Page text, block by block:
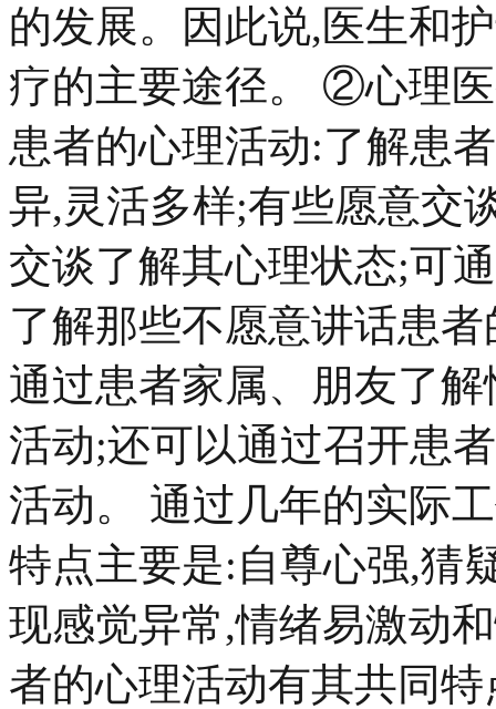
的发展。因此说,医生和
疗的主要途径。 ②心理
患者的心理活动:了解患
异,灵活多样;有些愿意交
交谈了解其心理状态;可
了解那些不愿意讲话患
通过患者家属、朋友了
活动;还可以通过召开患
活动。 通过几年的实际
特点主要是:自尊心强,猜
现感觉异常,情绪易激动
者的心理活动有其共同